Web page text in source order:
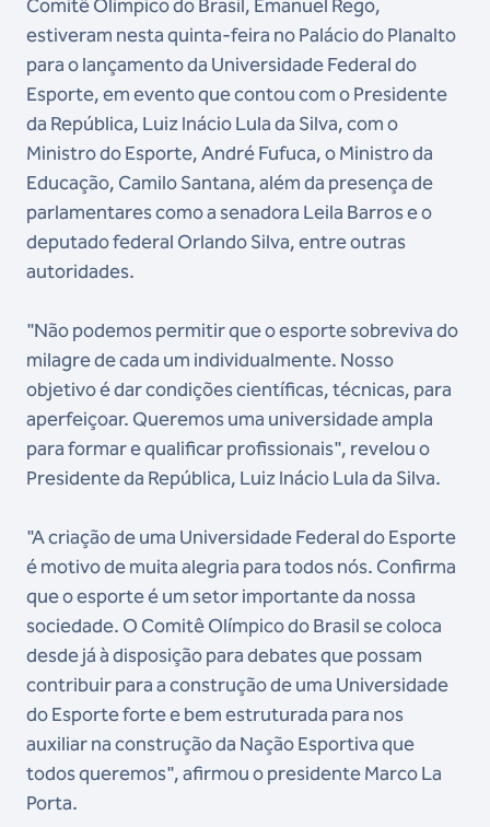
Comitê Olímpico do Brasil, Emanuel Rego,
estiveram nesta quinta-feira no Palácio do Planalto
para o lançamento da Universidade Federal do
Esporte, em evento que contou com o Presidente
da República, Luiz Inácio Lula da Silva, com o
Ministro do Esporte, André Fufuca, o Ministro da
Educação, Camilo Santana, além da presença de
parlamentares como a senadora Leila Barros e o
deputado federal Orlando Silva, entre outras
autoridades.
"Não podemos permitir que o esporte sobreviva do
milagre de cada um individualmente. Nosso
objetivo é dar condições científicas, técnicas, para
aperfeiçoar. Queremos uma universidade ampla
para formar e qualificar profissionais", revelou o
Presidente da República, Luiz Inácio Lula da Silva.
"A criação de uma Universidade Federal do Esporte
é motivo de muita alegria para todos nós. Confirma
que o esporte é um setor importante da nossa
sociedade. O Comitê Olímpico do Brasil se coloca
desde já à disposição para debates que possam
contribuir para a construção de uma Universidade
do Esporte forte e bem estruturada para nos
auxiliar na construção da Nação Esportiva que
todos queremos", afirmou o presidente Marco La
Porta.